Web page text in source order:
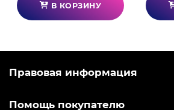
В КОРЗИНУ
Правовая информация
Помощь покупателю